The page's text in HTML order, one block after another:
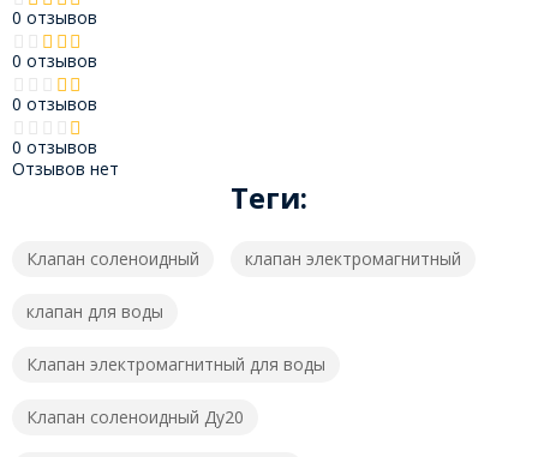
0 отзывов
0 отзывов
0 отзывов
0 отзывов
Отзывов нет
Теги:
Клапан соленоидный клапан электромагнитный
клапан для воды
Клапан электромагнитный для воды
Клапан соленоидный Ду20